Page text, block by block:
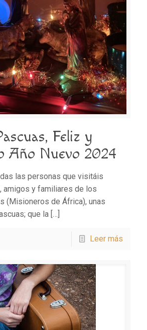
Feliz y
Año Nuevo 2024
las personas que visitáis
amigos y familiares de los
(Misioneros de África), unas
que la […]
Leer más